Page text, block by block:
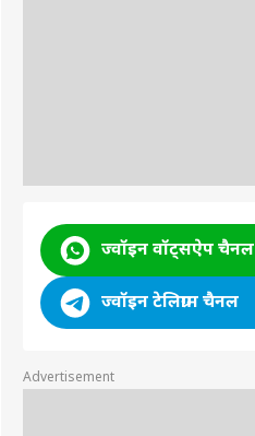
ज्वॉइन वॉट्सऐप चैनल
ज्वॉइन टेलिग्राम चैनल
Advertisement